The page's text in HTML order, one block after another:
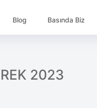
Blog Basında Biz
2023